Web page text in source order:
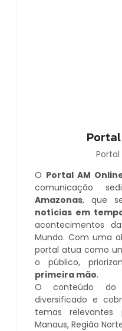
O Portal AM
comunicação
Amazonas, que
notícias em
acontecimentos
Mundo. Com uma
portal atua como
o público,
primeira mão.
O conteúdo
diversificado e
temas
Manaus, Região